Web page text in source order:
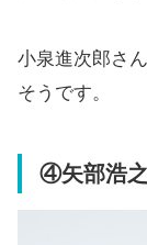
小泉進次郎さ
そうです。
④矢部浩之